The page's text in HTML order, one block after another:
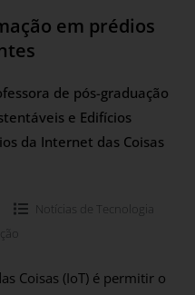
em prédios
de pós-graduação
e Edifícios
da Internet das Coisas
Notícias de
Tecnologia
Coisas (IoT) é permitir o